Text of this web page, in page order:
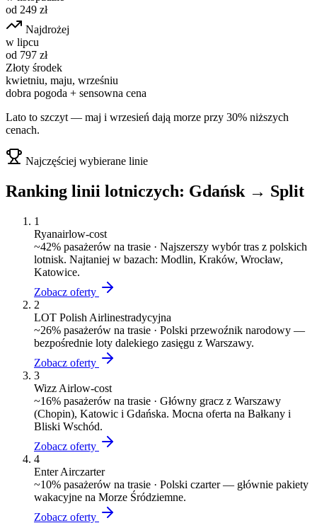
od 249 zł
Najdrożej
w lipcu
od 797 zł
Złoty środek
kwietniu, maju, wrześniu
dobra pogoda + sensowna cena
Lato to szczyt — maj i wrzesień dają morze przy 30% niższych
cenach.
Najczęściej wybierane linie
Ranking linii lotniczych: Gdańsk → Split
1
Ryanairlow-cost
~42% pasażerów na trasie · Najszerszy wybór tras z polskich
lotnisk. Najtaniej w bazach: Modlin, Kraków, Wrocław,
Katowice.
Zobacz oferty
2
LOT Polish Airlinestradycyjna
~26% pasażerów na trasie · Polski przewoźnik narodowy —
bezpośrednie loty dalekiego zasięgu z Warszawy.
Zobacz oferty
3
Wizz Airlow-cost
~16% pasażerów na trasie · Główny gracz z Warszawy
(Chopin), Katowic i Gdańska. Mocna oferta na Bałkany i
Bliski Wschód.
Zobacz oferty
4
Enter Airczarter
~10% pasażerów na trasie · Polski czarter — głównie pakiety
wakacyjne na Morze Śródziemne.
Zobacz oferty